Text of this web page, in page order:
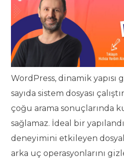
WordPress, dinamik yapısı
sayıda sistem dosyası
çoğu arama sonuçlarında
sağlamaz. İdeal bir
deneyimini etkileyen
arka uç operasyonlarını